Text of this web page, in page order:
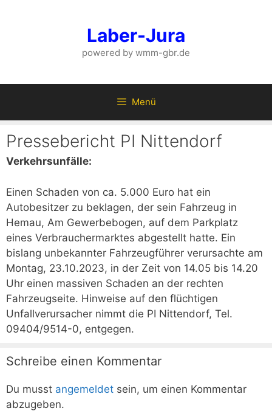
Laber-Jura
powered by wmm-gbr.de
Menü
Pressebericht PI Nittendorf
Verkehrsunfälle:
Einen Schaden von ca. 5.000 Euro hat ein
Autobesitzer zu beklagen, der sein Fahrzeug in
Hemau, Am Gewerbebogen, auf dem Parkplatz
eines Verbrauchermarktes abgestellt hatte. Ein
bislang unbekannter Fahrzeugführer verursachte am
Montag, 23.10.2023, in der Zeit von 14.05 bis 14.20
Uhr einen massiven Schaden an der rechten
Fahrzeugseite. Hinweise auf den flüchtigen
Unfallverursacher nimmt die PI Nittendorf, Tel.
09404/9514-0, entgegen.
Schreibe einen Kommentar
Du musst angemeldet sein, um einen Kommentar
abzugeben.